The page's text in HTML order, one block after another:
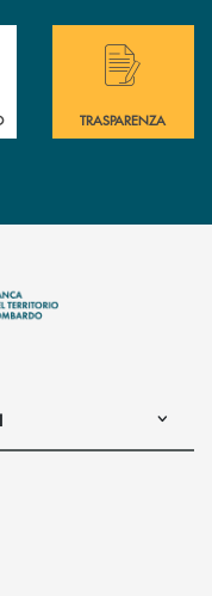
immediata?
Hai bisogno di
TRASPARENZA
di posta elettronica)